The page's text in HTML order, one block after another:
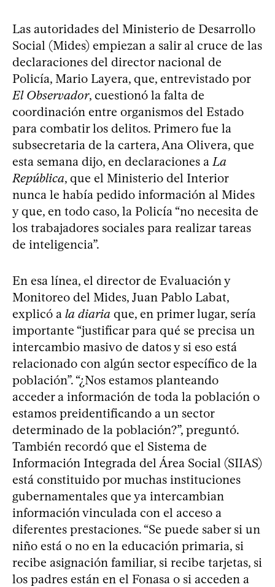
Las autoridades del Ministerio de Desarrollo
Social (Mides) empiezan a salir al cruce de las
declaraciones del director nacional de
Policía, Mario Layera, que, entrevistado por
El Observador, cuestionó la falta de
coordinación entre organismos del Estado
para combatir los delitos. Primero fue la
subsecretaria de la cartera, Ana Olivera, que
esta semana dijo, en declaraciones a La
República, que el Ministerio del Interior
nunca le había pedido información al Mides
y que, en todo caso, la Policía “no necesita de
los trabajadores sociales para realizar tareas
de inteligencia”.
En esa línea, el director de Evaluación y
Monitoreo del Mides, Juan Pablo Labat,
explicó a la diaria que, en primer lugar, sería
importante “justificar para qué se precisa un
intercambio masivo de datos y si eso está
relacionado con algún sector específico de la
población”. “¿Nos estamos planteando
acceder a información de toda la población o
estamos preidentificando a un sector
determinado de la población?”, preguntó.
También recordó que el Sistema de
Información Integrada del Área Social (SIIAS)
está constituido por muchas instituciones
gubernamentales que ya intercambian
información vinculada con el acceso a
diferentes prestaciones. “Se puede saber si un
niño está o no en la educación primaria, si
recibe asignación familiar, si recibe tarjetas, si
los padres están en el Fonasa o si acceden a